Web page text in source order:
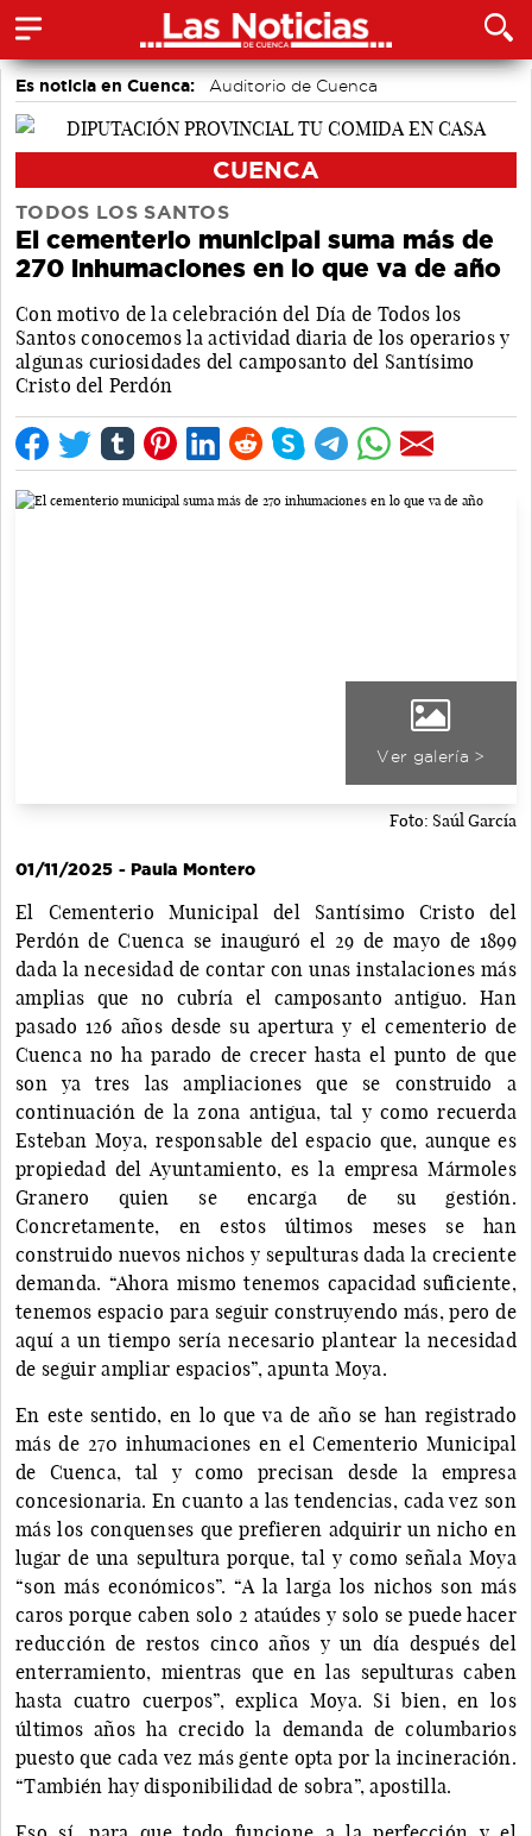
Es noticia en Cuenca: Auditorio de Cuenca
CUENCA
TODOS LOS SANTOS
El cementerio municipal suma más de
270 inhumaciones en lo que va de año
Con motivo de la celebración del Día de Todos los
Santos conocemos la actividad diaria de los operarios y
algunas curiosidades del camposanto del Santísimo
Cristo del Perdón
Ver galería >
Foto: Saúl García
01/11/2025 - Paula Montero
El Cementerio Municipal del Santísimo Cristo del
Perdón de Cuenca se inauguró el 29 de mayo de 1899
dada la necesidad de contar con unas instalaciones más
amplias que no cubría el camposanto antiguo. Han
pasado 126 años desde su apertura y el cementerio de
Cuenca no ha parado de crecer hasta el punto de que
son ya tres las ampliaciones que se construido a
continuación de la zona antigua, tal y como recuerda
Esteban Moya, responsable del espacio que, aunque es
propiedad del Ayuntamiento, es la empresa Mármoles
Granero quien se encarga de su gestión.
Concretamente, en estos últimos meses se han
construido nuevos nichos y sepulturas dada la creciente
demanda. “Ahora mismo tenemos capacidad suficiente,
tenemos espacio para seguir construyendo más, pero de
aquí a un tiempo sería necesario plantear la necesidad
de seguir ampliar espacios”, apunta Moya.
En este sentido, en lo que va de año se han registrado
más de 270 inhumaciones en el Cementerio Municipal
de Cuenca, tal y como precisan desde la empresa
concesionaria. En cuanto a las tendencias, cada vez son
más los conquenses que prefieren adquirir un nicho en
lugar de una sepultura porque, tal y como señala Moya
“son más económicos”. “A la larga los nichos son más
caros porque caben solo 2 ataúdes y solo se puede hacer
reducción de restos cinco años y un día después del
enterramiento, mientras que en las sepulturas caben
hasta cuatro cuerpos”, explica Moya. Si bien, en los
últimos años ha crecido la demanda de columbarios
puesto que cada vez más gente opta por la incineración.
“También hay disponibilidad de sobra”, apostilla.